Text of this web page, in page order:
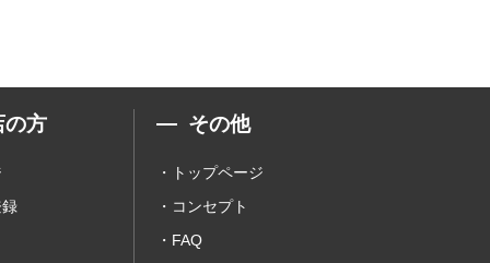
の方 その他
トップページ
コンセプト
FAQ